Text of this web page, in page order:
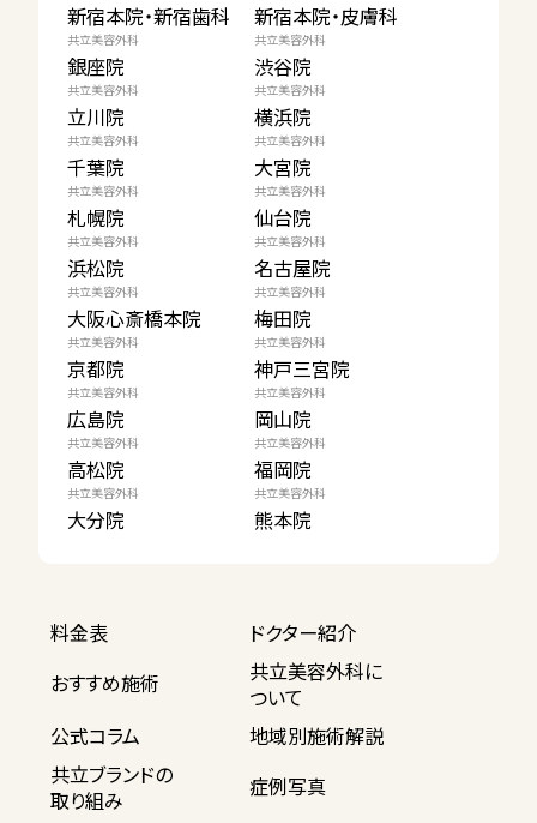
新宿本院・新宿歯科 新宿本院・皮膚科
共立美容外科
銀座院
共立美容外科
渋谷院
共立美容外科
立川院
共立美容外科
横浜院
共立美容外科
千葉院
共立美容外科
大宮院
共立美容外科
札幌院
共立美容外科
仙台院
共立美容外科
浜松院
共立美容外科
名古屋院
共立美容外科
大阪心斎橋本院
共立美容外科
梅田院
共立美容外科
京都院
共立美容外科
神戸三宮院
共立美容外科
広島院
共立美容外科
岡山院
共立美容外科
高松院
共立美容外科
福岡院
共立美容外科
大分院
共立美容外科
熊本院
料金表
ドクター紹介
おすすめ施術
共立美容外科に
ついて
公式コラム
地域別施術解説
共立ブランドの
取り組み
症例写真